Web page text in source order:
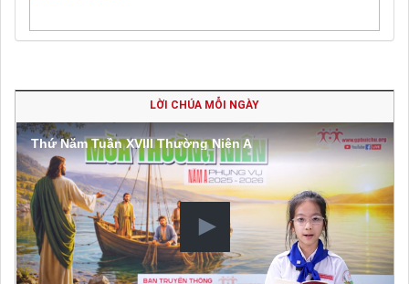
LỜI CHÚA MỖI NGÀY
Thứ Năm Tuần XVIII Thường Niên A